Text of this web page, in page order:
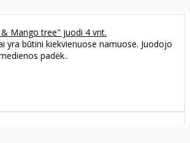
Mango tree" juodi 4 vnt.
yra būtini kiekvienuose namuose. Juodojo
padėk..